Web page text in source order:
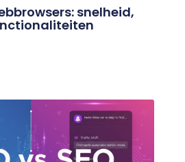
snelheid,